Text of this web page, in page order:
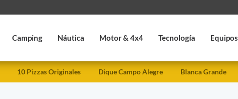
Camping Náutica Motor & 4x4 Tecnología Equipos
10 Pizzas Originales Dique Campo Alegre Blanca Grande